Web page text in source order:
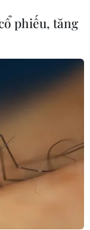
phiếu, tăng